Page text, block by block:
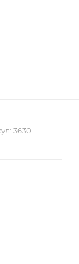
3630